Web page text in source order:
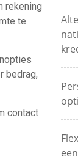
rekening
te
bedrag,
contact